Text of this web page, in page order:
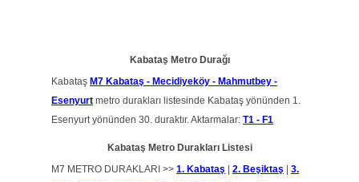
M7 METRO DURAKLARI >> 1. Kabataş 2. Beşiktaş
3.
Kabataş Metro Durağı
Kabataş Metro Durakları Listesi
Kabataş M7 Kabataş - Mecidiyeköy - Mahmutbey -
Esenyurt metro durakları listesinde Kabataş yönünden 1.
Esenyurt yönünden 30. duraktır. Aktarmalar: T1 - F1